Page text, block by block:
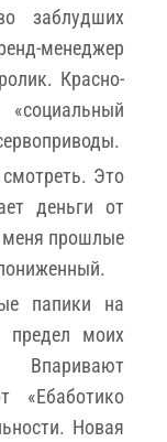
заблудших
менеджер
Красно-
Это
деньги от
меня прошлые
папики на
предел моих
«Ебаботико
Новая